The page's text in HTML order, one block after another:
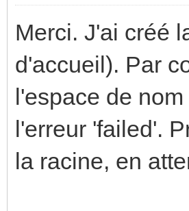
Merci. J'ai créé
d'accueil). Par
l'espace de
l'erreur 'failed'.
la racine, en